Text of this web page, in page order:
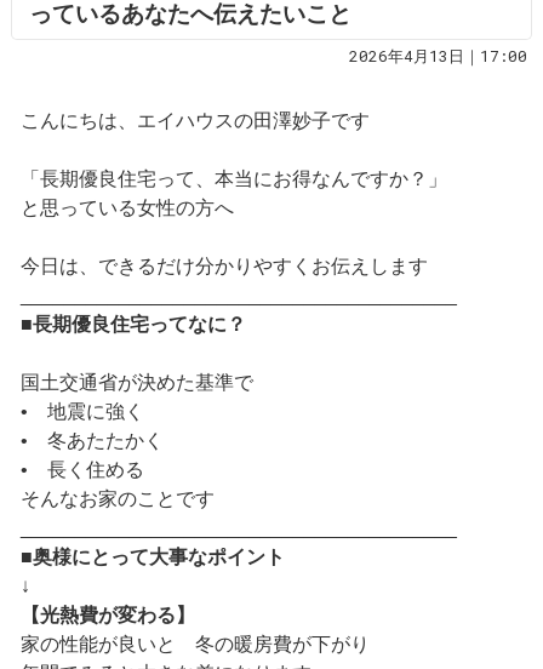
っているあなたへ伝えたいこと
2026年4月13日｜17:00
こんにちは、エイハウスの田澤妙子です
「長期優良住宅って、本当にお得なんですか？」
と思っている女性の方へ
今日は、できるだけ分かりやすくお伝えします
■長期優良住宅ってなに？
国土交通省が決めた基準で
• 地震に強く
• 冬あたたかく
• 長く住める
そんなお家のことです
■奥様にとって大事なポイント
↓
【光熱費が変わる】
家の性能が良いと 冬の暖房費が下がり